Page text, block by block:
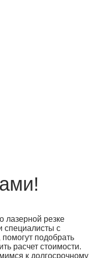
лазерной резке
специалисты с
подобрать
расчет стоимости.
к долгосрочному